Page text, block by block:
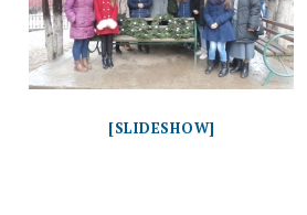
[SLIDESHOW]